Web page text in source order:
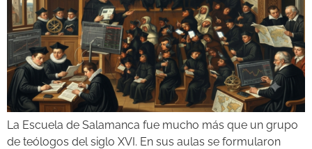
La Escuela de Salamanca fue mucho más que un grupo
de teólogos del siglo XVI. En sus aulas se formularon